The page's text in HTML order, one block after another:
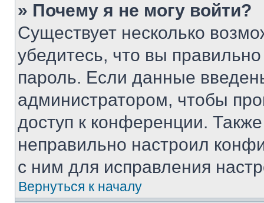
» Почему я не могу войти?
Существует несколько
убедитесь, что вы
пароль. Если данные
администратором, чтобы
доступ к конференции.
неправильно настроил
с ним для исправления
Вернуться к началу